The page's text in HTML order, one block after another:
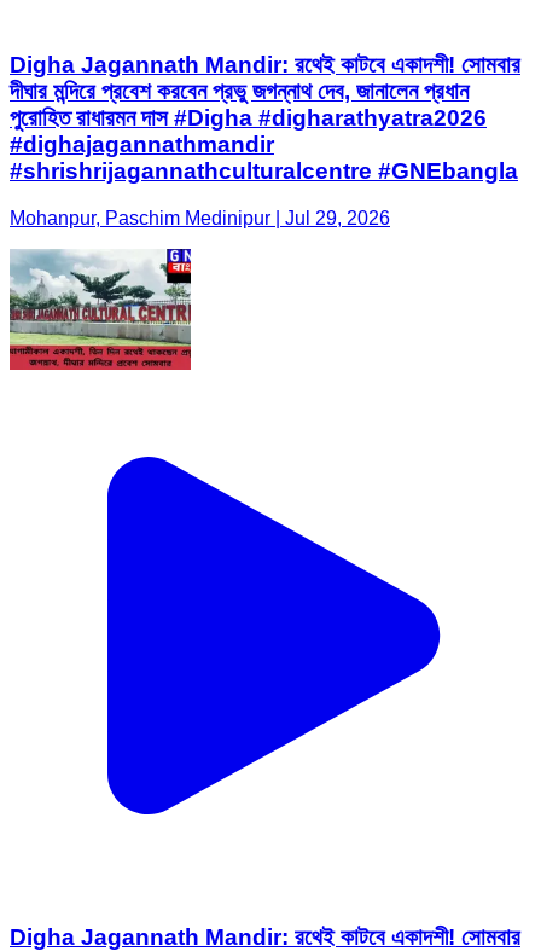
Digha Jagannath Mandir: রথেই কাটবে একাদশী! সোমবার
দীঘার মন্দিরে প্রবেশ করবেন প্রভু জগন্নাথ দেব, জানালেন প্রধান
পুরোহিত রাধারমন দাস #Digha #digharathyatra2026
#dighajagannathmandir
#shrishrijagannathculturalcentre #GNEbangla
Mohanpur, Paschim Medinipur | Jul 29, 2026
Digha Jagannath Mandir: রথেই কাটবে একাদশী! সোমবার